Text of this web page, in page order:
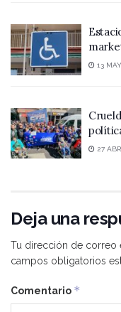
13
27
Deja una
Tu dirección de correo
campos obligatorios
Comentario *